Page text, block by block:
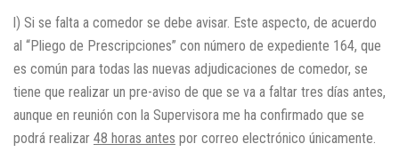
l) Si se falta a comedor se debe avisar. Este aspecto, de acuerdo
al “Pliego de Prescripciones” con número de expediente 164, que
es común para todas las nuevas adjudicaciones de comedor, se
tiene que realizar un pre-aviso de que se va a faltar tres días antes,
aunque en reunión con la Supervisora me ha confirmado que se
podrá realizar 48 horas antes por correo electrónico únicamente.